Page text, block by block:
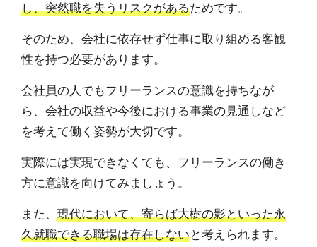
し、突然職を失うリスクがあるためです。
そのため、会社に依存せず仕事に取り組める客観
性を持つ必要があります。
会社員の人でもフリーランスの意識を持ちなが
ら、会社の収益や今後における事業の見通しなど
を考えて働く姿勢が大切です。
実際には実現できなくても、フリーランスの働き
方に意識を向けてみましょう。
また、 現代において、寄らば大樹の影といった永
久就職できる職場は存在しないと考えられます。